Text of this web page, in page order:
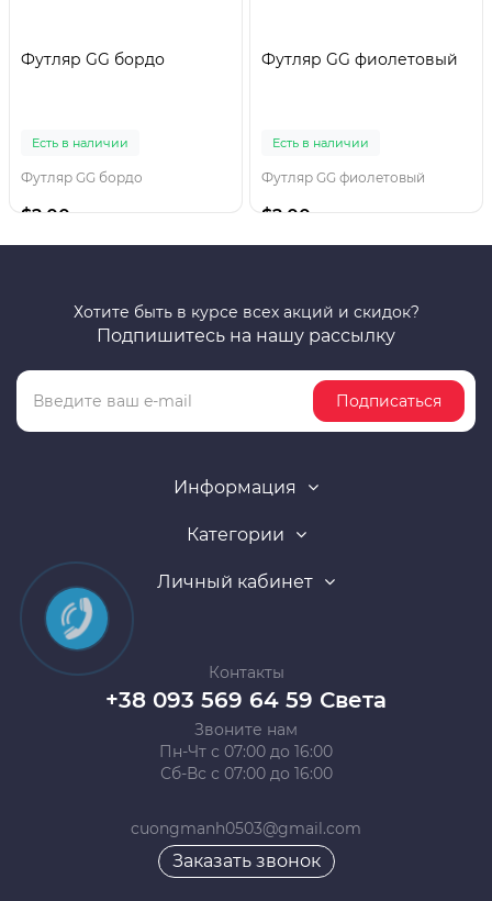
Футляр GG бордо
Есть в наличии
Футляр GG бордо
$2.00
Футляр GG фиолетовый
Есть в наличии
Футляр GG фиолетовый
$2.00
Хотите быть в курсе всех акций и скидок?
Подпишитесь на нашу рассылку
Подписаться
Информация
Категории
Личный кабинет
Контакты
+38 093 569 64 59 Света
Звоните нам
Пн-Чт с 07:00 до 16:00
Сб-Вс с 07:00 до 16:00
cuongmanh0503@gmail.com
Заказать звонок